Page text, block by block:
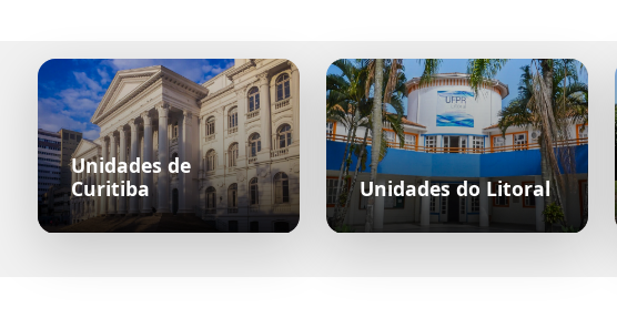
Unidades de
Curitiba
Unidades do Litoral